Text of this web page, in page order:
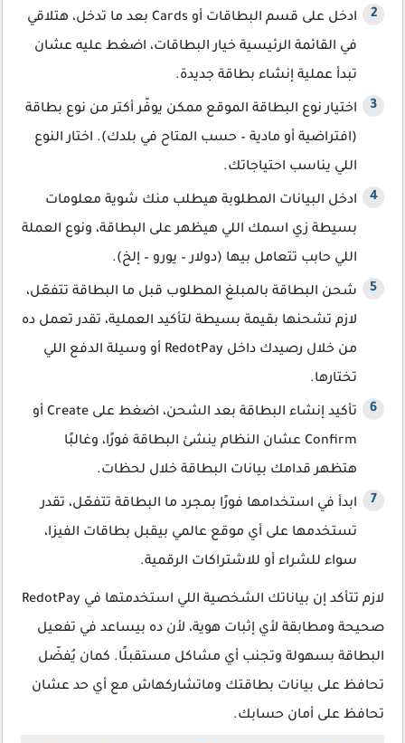
ادخل على قسم البطاقات أو Cards بعد ما تدخل، هتلاقي
في القائمة الرئيسية خيار البطاقات، اضغط عليه عشان
تبدأ عملية إنشاء بطاقة جديدة.
اختيار نوع البطاقة الموقع ممكن يوفّر أكتر من نوع بطاقة
(افتراضية أو مادية – حسب المتاح في بلدك). اختار النوع
اللي يناسب احتياجاتك.
ادخل البيانات المطلوبة هيطلب منك شوية معلومات
بسيطة زي اسمك اللي هيظهر على البطاقة، ونوع العملة
اللي حابب تتعامل بيها (دولار – يورو – إلخ).
شحن البطاقة بالمبلغ المطلوب قبل ما البطاقة تتفعّل،
لازم تشحنها بقيمة بسيطة لتأكيد العملية، تقدر تعمل ده
من خلال رصيدك داخل RedotPay أو وسيلة الدفع اللي
تختارها.
تأكيد إنشاء البطاقة بعد الشحن، اضغط على Create أو
Confirm عشان النظام ينشئ البطاقة فورًا، وغالبًا
هتظهر قدامك بيانات البطاقة خلال لحظات.
ابدأ في استخدامها فورًا بمجرد ما البطاقة تتفعّل، تقدر
تستخدمها على أي موقع عالمي بيقبل بطاقات الفيزا،
سواء للشراء أو للاشتراكات الرقمية.
لازم تتأكد إن بياناتك الشخصية اللي استخدمتها في RedotPay
صحيحة ومطابقة لأي إثبات هوية، لأن ده بيساعد في تفعيل
البطاقة بسهولة وتجنب أي مشاكل مستقبلًا. كمان يُفضّل
تحافظ على بيانات بطاقتك وماتشاركهاش مع أي حد عشان
تحافظ على أمان حسابك.